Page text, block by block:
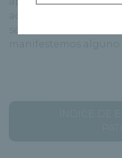
acudir al podólogo en
se producen cambios
manifestemos alguno